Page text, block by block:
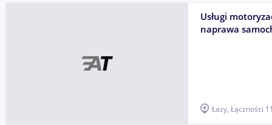
Usługi
naprawa
Łazy, Łączności